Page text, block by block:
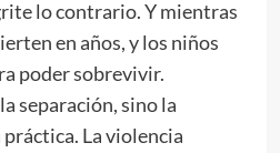
lo contrario. Y mientras
en años, y los niños
poder sobrevivir.
separación, sino la
La violencia